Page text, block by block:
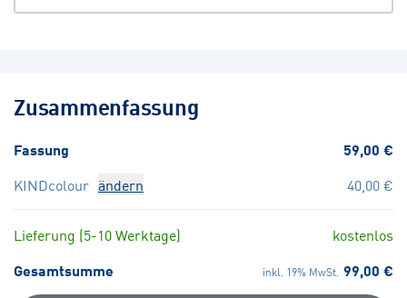
Zusammenfassung
Fassung
59,00 €
KINDcolour ändern 40,00 €
Lieferung (5-10 Werktage)
kostenlos
Gesamtsumme
inkl. 19% MwSt. 99,00 €